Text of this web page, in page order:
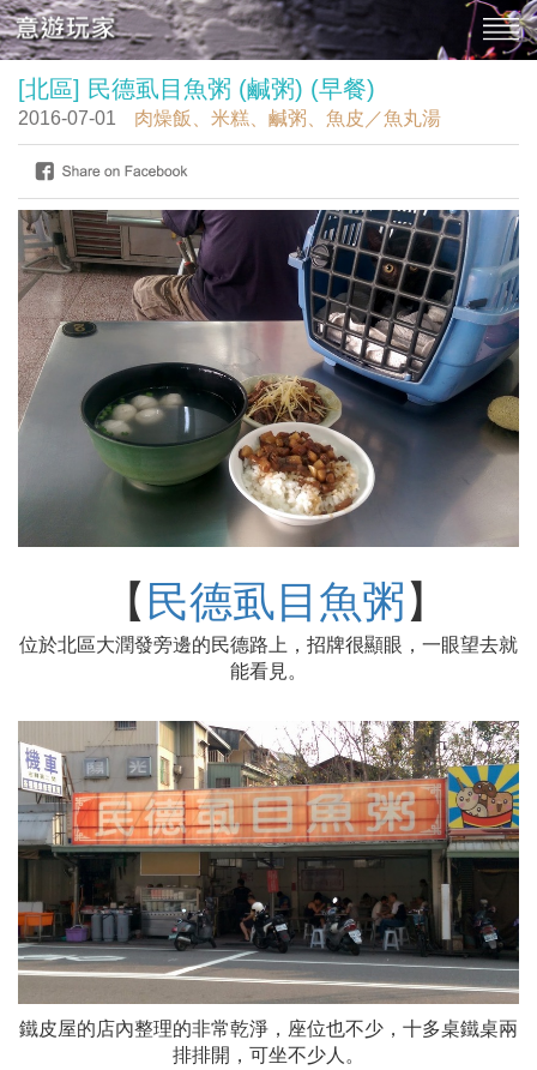
[北區] 民德虱目魚粥 (鹹粥) (早餐)
2016-07-01 肉燥飯、米糕、鹹粥、魚皮／魚丸湯
【 民德虱目魚粥】
位於北區大潤發旁邊的民德路上，招牌很顯眼，一眼望去就
能看見。
鐵皮屋的店內整理的非常乾淨，座位也不少，十多桌鐵桌兩
排排開，可坐不少人。